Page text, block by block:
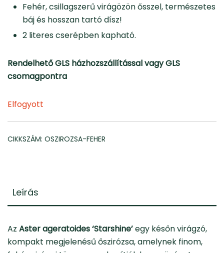
Fehér, csillagszerű virágözön ősszel, természetes
báj és hosszan tartó dísz!
2 literes cserépben kapható.
Rendelhető GLS házhozszállítással vagy GLS
csomagpontra
Elfogyott
CIKKSZÁM: OSZIROZSA-FEHER
Leírás
Az Aster ageratoides ‘Starshine’egy későn virágzó,
kompakt megjelenésű őszirózsa, amelynek finom,